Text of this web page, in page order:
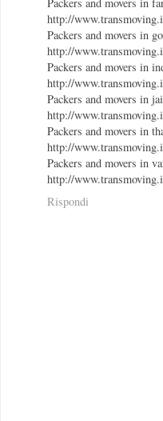
Packers and movers in
http://
Packers and movers in
http://
Packers and movers in
http://
Packers and movers in
http://
Packers and movers in
http://
Packers and movers in
http://
Rispondi